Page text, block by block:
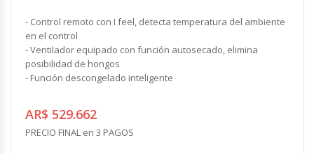
- Control remoto con I feel, detecta temperatura del ambiente
en el control
- Ventilador equipado con función autosecado, elimina
posibilidad de hongos
- Función descongelado inteligente
AR$ 529.662
PRECIO FINAL en 3 PAGOS